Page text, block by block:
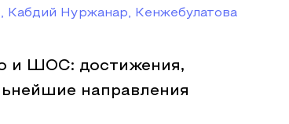
Кабдий Нуржанар, Кенжебулатова
и ШОС: достижения,
направления